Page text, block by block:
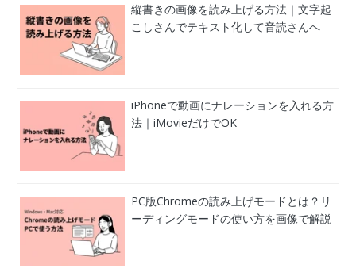
縦書きの画像を読み上げる方法｜文字起
こしさんでテキスト化して音読さんへ
iPhoneで動画にナレーションを入れる方
法｜iMovieだけでOK
PC版Chromeの読み上げモードとは？リ
ーディングモードの使い方を画像で解説